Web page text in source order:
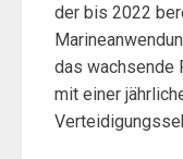
der bis 2022
das wachsende
mit einer